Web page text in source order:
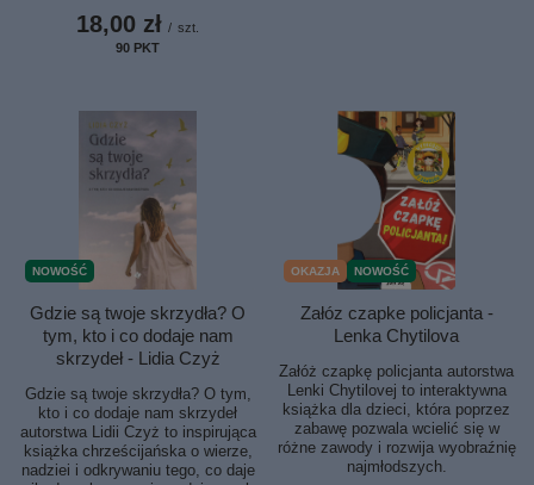
18,00 zł / szt.
90 PKT
NOWOŚĆ
Gdzie są twoje skrzydła? O
tym, kto i co dodaje nam
skrzydeł - Lidia Czyż
Gdzie są twoje skrzydła? O tym,
kto i co dodaje nam skrzydeł
autorstwa Lidii Czyż to inspirująca
książka chrześcijańska o wierze,
nadziei i odkrywaniu tego, co daje
OKAZJA NOWOŚĆ
Załóz czapke policjanta -
Lenka Chytilova
Załóż czapkę policjanta autorstwa
Lenki Chytilovej to interaktywna
książka dla dzieci, która poprzez
zabawę pozwala wcielić się w
różne zawody i rozwija wyobraźnię
najmłodszych.